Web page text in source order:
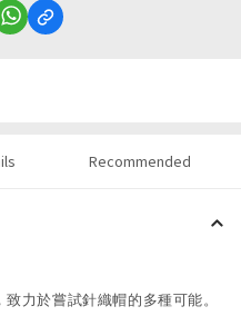
Recommended
力於嘗試針織帽的多種可能。